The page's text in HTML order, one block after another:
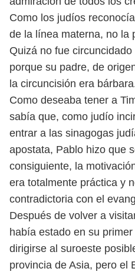
Como los judíos
de la línea materna, no la
Quizá no fue
porque su padre, de
la circuncisión era
Como deseaba tener a
sabía que, como judío
entrar a las sinagogas
apostata, Pablo hizo que
consiguiente, la
era totalmente práctica y
contradictoria con el
Después de volver a
había estado en su
dirigirse al suroeste
provincia de Asia, pero el